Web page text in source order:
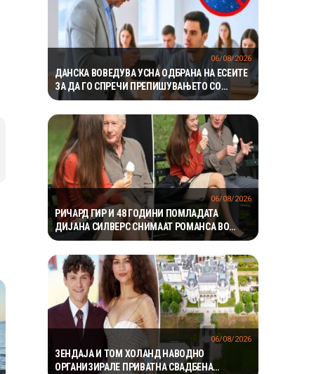
ДАНСКА ВОВЕДУВА УСНА ОДБРАНА НА ЕСЕИТЕ
ЗА ДА ГО СПРЕЧИ ПРЕПИШУВАЊЕТО СО
ВЕШТАЧКА ИНТЕЛИГЕНЦИЈА
06/08/2026
РИЧАРД ГИР И 48 ГОДИНИ ПОМЛАДАТА
ДИЈАНА СИЛВЕРС СНИМААТ РОМАНСА ВО
ЊУЈОРК
06/08/2026
ЗЕНДАЈА И ТОМ ХОЛАНД НАВОДНО
ОРГАНИЗИРАЛЕ ПРИВАТНА СВАДБЕНА
06/08/2026